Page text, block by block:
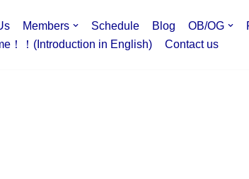
Members Schedule Blog OB/OG
！！(Introduction in English)
Contact us